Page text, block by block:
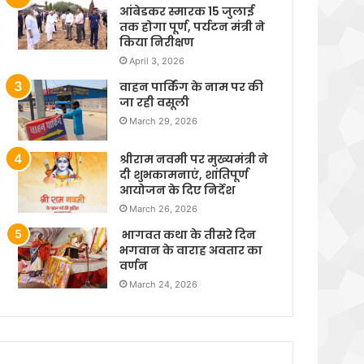
आंबेडकर स्मारक 15 जुलाई
तक होगा पूर्ण, पर्यटन मंत्री ने
किया निरीक्षण
April 3, 2026
वाहन पार्किंग के नाम पर की
जा रही वसूली
March 29, 2026
श्रीराम नवमी पर मुख्यमंत्री ने
दी शुभकामनाएं, शांतिपूर्ण
आयोजन के दिए निर्देश
March 26, 2026
भागवत कथा के तीसरे दिन
भगवान के वाराह अवतार का
वर्णन
March 24, 2026